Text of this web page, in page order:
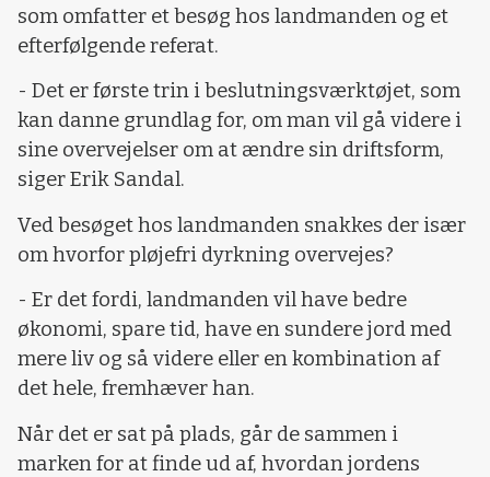
som omfatter et besøg hos landmanden og et
efterfølgende referat.
- Det er første trin i beslutningsværktøjet, som
kan danne grundlag for, om man vil gå videre i
sine overvejelser om at ændre sin driftsform,
siger Erik Sandal.
Ved besøget hos landmanden snakkes der især
om hvorfor pløjefri dyrkning overvejes?
- Er det fordi, landmanden vil have bedre
økonomi, spare tid, have en sundere jord med
mere liv og så videre eller en kombination af
det hele, fremhæver han.
Når det er sat på plads, går de sammen i
marken for at finde ud af, hvordan jordens